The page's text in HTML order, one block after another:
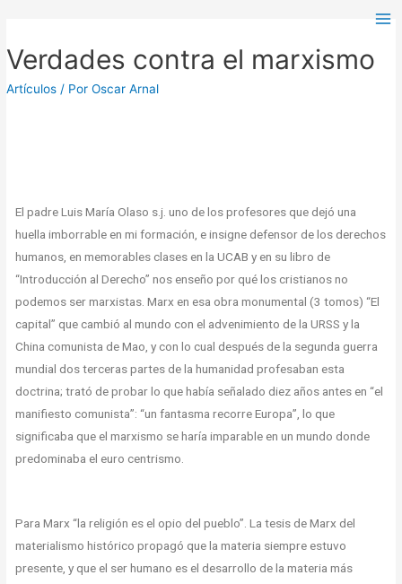
Verdades contra el marxismo
Artículos / PorOscar Arnal
El padre Luis María Olaso s.j. uno de los profesores que dejó una
huella imborrable en mi formación, e insigne defensor de los derechos
humanos, en memorables clases en la UCAB y en su libro de
“Introducción al Derecho” nos enseño por qué los cristianos no
podemos ser marxistas. Marx en esa obra monumental (3 tomos) “El
capital” que cambió al mundo con el advenimiento de la URSS y la
China comunista de Mao, y con lo cual después de la segunda guerra
mundial dos terceras partes de la humanidad profesaban esta
doctrina; trató de probar lo que había señalado diez años antes en “el
manifiesto comunista”: “un fantasma recorre Europa”, lo que
significaba que el marxismo se haría imparable en un mundo donde
predominaba el euro centrismo.
Para Marx “la religión es el opio del pueblo”. La tesis de Marx del
materialismo histórico propagó que la materia siempre estuvo
presente, y que el ser humano es el desarrollo de la materia más